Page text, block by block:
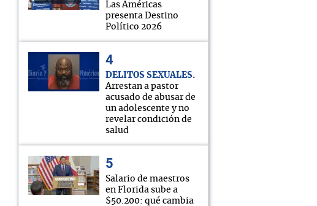
Las Américas
presenta Destino
Político 2026
DELITOS SEXUALES
Arrestan a pastor
acusado de abusar de
un adolescente y no
revelar condición de
salud
Salario de maestros
en Florida sube a
$50.200: qué cambia